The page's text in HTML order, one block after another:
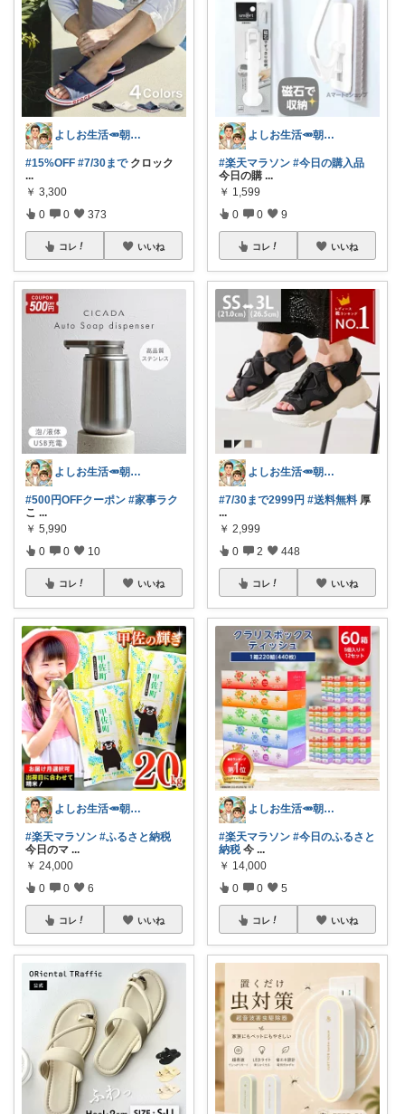
よしお生活🥕朝6時頃コレ👟
#15%OFF #7/30までクロック
...
￥ 3,300
0 0 373
コレ いいね
よしお生活🥕朝6時頃コレ👟
#500円OFFクーポン #家事ラク
こ ...
￥ 5,990
0 0 10
コレ いいね
よしお生活🥕朝6時頃コレ👟
#楽天マラソン #ふるさと納税
今日のマ ...
￥ 24,000
0 0 6
コレ いいね
よしお生活🥕朝6時頃コレ👟
#楽天マラソン #今日の購入品
今日の購 ...
￥ 1,599
0 0 9
コレ いいね
よしお生活🥕朝6時頃コレ👟
#7/30まで2999円 #送料無料 厚
...
￥ 2,999
0 2 448
コレ いいね
よしお生活🥕朝6時頃コレ👟
#楽天マラソン #今日のふるさと
納税今 ...
￥ 14,000
0 0 5
コレ いいね